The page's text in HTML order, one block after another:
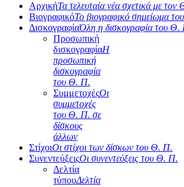
ΑρχικήΤα τελευταία νέα σχετικά με
ΒιογραφικόΤο βιογραφικό σημείωμα
ΔισκογραφίαΌλη η δισκογραφία του Θ.
Προσωπική
δισκογραφίαΗ
προσωπική
δισκογραφία
του Θ. Π.
ΣυμμετοχέςΟι
συμμετοχές
του Θ. Π. σε
δίσκους
άλλων
ΣτίχοιΟι στίχοι των δίσκων του Θ. Π.
ΣυνεντεύξειςΟι συνεντεύξεις του Θ. Π.
Δελτία
τύπουΔελτία